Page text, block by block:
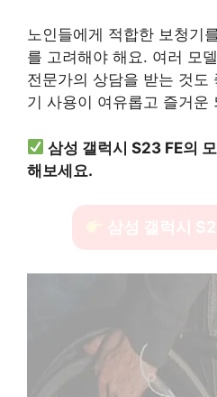
노인들에게 적합한 보청기
를 고려해야 해요. 여러 모
전문가의 상담을 받는 것도
기 사용이 여유롭고 즐거운
삼성 갤럭시 S23 FE의
해보세요.
삼성 갤럭시